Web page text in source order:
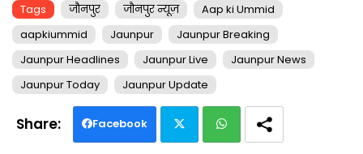
Tags जौनपुर जौनपुर न्यूज़
Aap ki Ummid
aapkiummid
Jaunpur
Jaunpur Breaking
Jaunpur Headlines
Jaunpur Live
Jaunpur News
Jaunpur Today
Jaunpur Update
Facebook